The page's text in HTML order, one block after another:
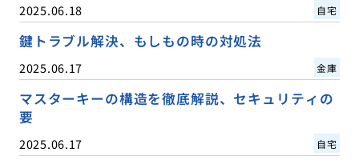
2025.06.18 自宅
鍵トラブル解決、もしもの時の対処法
2025.06.17 金庫
マスターキーの構造を徹底解説、セキュリティの
要
2025.06.17 自宅